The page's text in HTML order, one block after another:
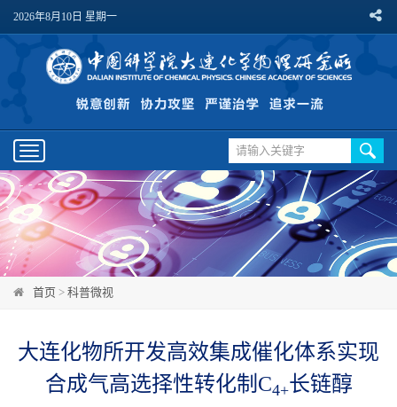
2026年8月10日 星期一
Toggle
navigation
首页 > 科普微视
大连化物所开发高效集成催化体系实现
合成气高选择性转化制C4+长链醇